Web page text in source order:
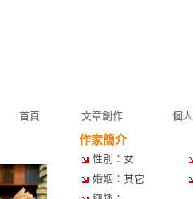
首頁 文章創作 個
作家簡介
性別：女
婚姻：其它